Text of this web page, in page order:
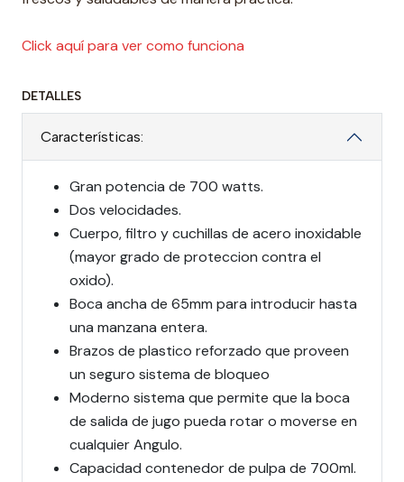
Click aquí para ver como funciona
DETALLES
Características:
Gran potencia de 700 watts.
Dos velocidades.
Cuerpo, filtro y cuchillas de acero inoxidable
(mayor grado de proteccion contra el
oxido).
Boca ancha de 65mm para introducir hasta
una manzana entera.
Brazos de plastico reforzado que proveen
un seguro sistema de bloqueo
Moderno sistema que permite que la boca
de salida de jugo pueda rotar o moverse en
cualquier Angulo.
Capacidad contenedor de pulpa de 700ml.